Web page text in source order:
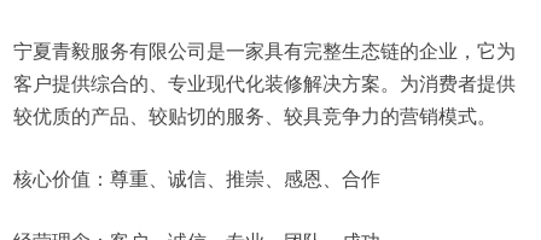
宁夏青毅服务有限公司是一家具有完整生态链的企业，它为
客户提供综合的、专业现代化装修解决方案。为消费者提供
较优质的产品、较贴切的服务、较具竞争力的营销模式。
核心价值：尊重、诚信、推崇、感恩、合作